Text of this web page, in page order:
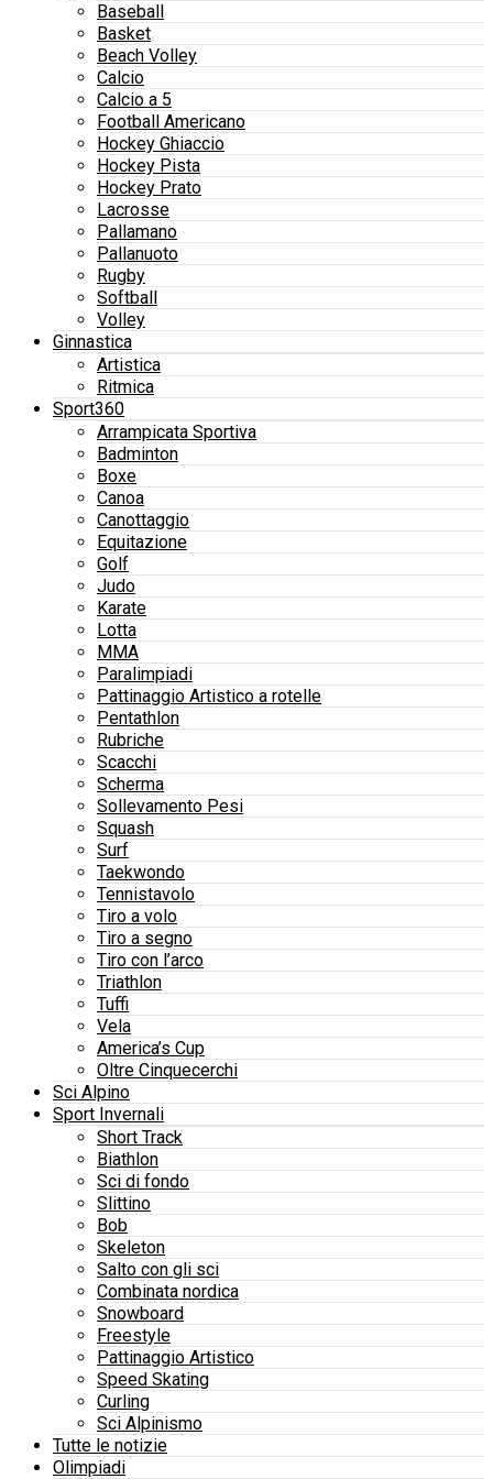
Baseball
Basket
Beach Volley
Calcio
Calcio a 5
Football Americano
Hockey Ghiaccio
Hockey Pista
Hockey Prato
Lacrosse
Pallamano
Pallanuoto
Rugby
Softball
Volley
Ginnastica
Artistica
Ritmica
Sport360
Arrampicata Sportiva
Badminton
Boxe
Canoa
Canottaggio
Equitazione
Golf
Judo
Karate
Lotta
MMA
Paralimpiadi
Pattinaggio Artistico a rotelle
Pentathlon
Rubriche
Scacchi
Scherma
Sollevamento Pesi
Squash
Surf
Taekwondo
Tennistavolo
Tiro a volo
Tiro a segno
Tiro con l’arco
Triathlon
Tuffi
Vela
America’s Cup
Oltre Cinquecerchi
Sci Alpino
Sport Invernali
Short Track
Biathlon
Sci di fondo
Slittino
Bob
Skeleton
Salto con gli sci
Combinata nordica
Snowboard
Freestyle
Pattinaggio Artistico
Speed Skating
Curling
Sci Alpinismo
Tutte le notizie
Olimpiadi